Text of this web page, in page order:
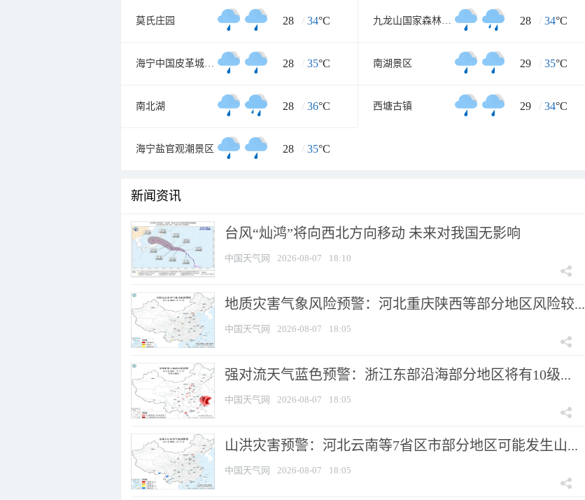
莫氏庄园 28 / 34°C 九龙山国家森林公园 28 / 34°C
海宁中国皮革城A座 28 / 35°C 南湖景区 29 / 35°C
南北湖 28 / 36°C 西塘古镇 29 / 34°C
海宁盐官观潮景区 28 / 35°C
新闻资讯
台风“灿鸿”将向西北方向移动 未来对我国无影响
中国天气网 2026-08-07 18:10
地质灾害气象风险预警：河北重庆陕西等部分地区风险较...
中国天气网 2026-08-07 18:05
强对流天气蓝色预警：浙江东部沿海部分地区将有10级...
中国天气网 2026-08-07 18:05
山洪灾害预警：河北云南等7省区市部分地区可能发生山...
中国天气网 2026-08-07 18:05